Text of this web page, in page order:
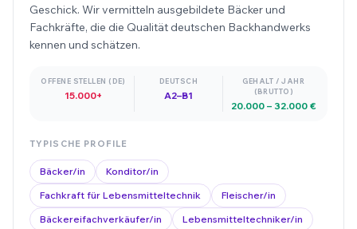
Geschick. Wir vermitteln ausgebildete Bäcker und
Fachkräfte, die die Qualität deutschen Backhandwerks
kennen und schätzen.
OFFENE STELLEN (DE)
15.000+
DEUTSCH
A2–B1
GEHALT / JAHR
(BRUTTO)
20.000 – 32.000 €
TYPISCHE PROFILE
Bäcker/in
Konditor/in
Fachkraft für Lebensmitteltechnik
Fleischer/in
Bäckereifachverkäufer/in
Lebensmitteltechniker/in